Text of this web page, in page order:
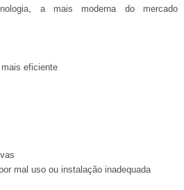
a mais moderna do mercado
eficiente
mal uso ou instalação inadequada